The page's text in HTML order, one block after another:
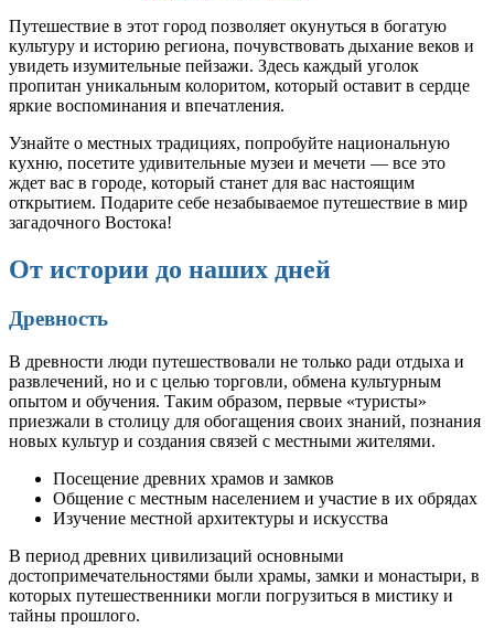
Путешествие в этот город позволяет окунуться в богатую
культуру и историю региона, почувствовать дыхание веков и
увидеть изумительные пейзажи. Здесь каждый уголок
пропитан уникальным колоритом, который оставит в сердце
яркие воспоминания и впечатления.
Узнайте о местных традициях, попробуйте национальную
кухню, посетите удивительные музеи и мечети — все это
ждет вас в городе, который станет для вас настоящим
открытием. Подарите себе незабываемое путешествие в мир
загадочного Востока!
От истории до наших дней
Древность
В древности люди путешествовали не только ради отдыха и
развлечений, но и с целью торговли, обмена культурным
опытом и обучения. Таким образом, первые «туристы»
приезжали в столицу для обогащения своих знаний, познания
новых культур и создания связей с местными жителями.
Посещение древних храмов и замков
Общение с местным населением и участие в их обрядах
Изучение местной архитектуры и искусства
В период древних цивилизаций основными
достопримечательностями были храмы, замки и монастыри, в
которых путешественники могли погрузиться в мистику и
тайны прошлого.